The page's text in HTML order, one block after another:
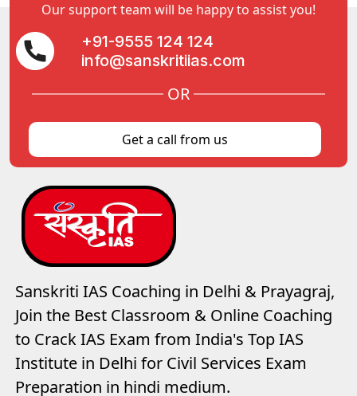
Our support team will be happy to assist you!
+91-9555 124 124
info@sanskritiias.com
OR
Get a call from us
Sanskriti IAS Coaching in Delhi & Prayagraj,
Join the Best Classroom & Online Coaching
to Crack IAS Exam from India's Top IAS
Institute in Delhi for Civil Services Exam
Preparation in hindi medium.